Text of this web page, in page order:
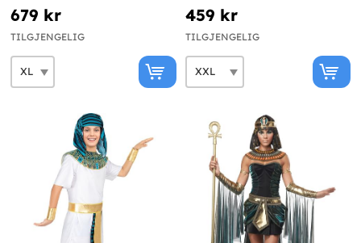
679 kr
TILGJENGELIG
459 kr
TILGJENGELIG